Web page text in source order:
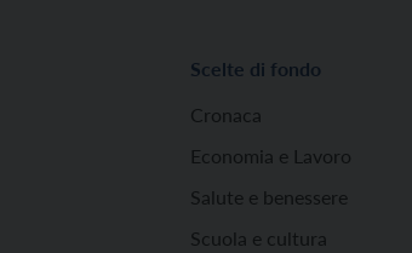
Scelte di fondo
Cronaca
Economia e Lavoro
Salute e benessere
Scuola e cultura